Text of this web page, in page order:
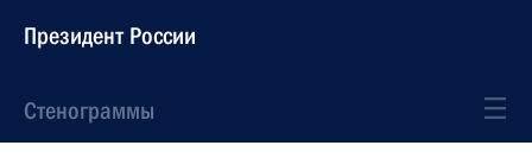
Президент России
Стенограммы